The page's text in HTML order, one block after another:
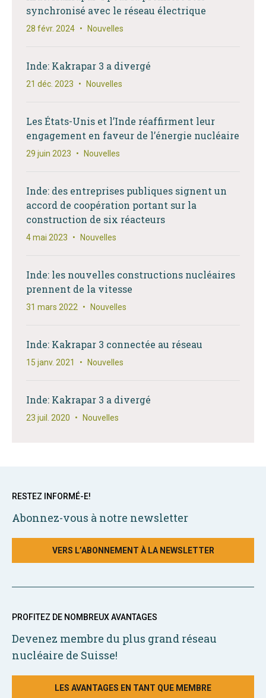
synchronisé avec le réseau électrique
28 févr. 2024 • Nouvelles
Inde: Kakrapar 3 a divergé
21 déc. 2023 • Nouvelles
Les États-Unis et l’Inde réaffirment leur
engagement en faveur de l’énergie nucléaire
29 juin 2023 • Nouvelles
Inde: des entreprises publiques signent un
accord de coopération portant sur la
construction de six réacteurs
4 mai 2023 • Nouvelles
Inde: les nouvelles constructions nucléaires
prennent de la vitesse
31 mars 2022 • Nouvelles
Inde: Kakrapar 3 connectée au réseau
15 janv. 2021 • Nouvelles
Inde: Kakrapar 3 a divergé
23 juil. 2020 • Nouvelles
RESTEZ INFORMÉ-E!
Abonnez-vous à notre newsletter
VERS L’ABONNEMENT À LA NEWSLETTER
PROFITEZ DE NOMBREUX AVANTAGES
Devenez membre du plus grand réseau
nucléaire de Suisse!
LES AVANTAGES EN TANT QUE MEMBRE